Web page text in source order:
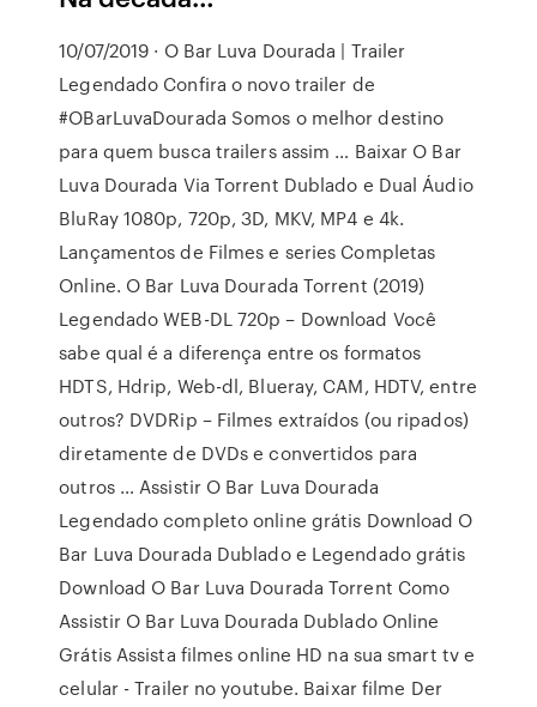
10/07/2019 · O Bar Luva Dourada | Trailer
Legendado Confira o novo trailer de
#OBarLuvaDourada Somos o melhor destino
para quem busca trailers assim … Baixar O Bar
Luva Dourada Via Torrent Dublado e Dual Áudio
BluRay 1080p, 720p, 3D, MKV, MP4 e 4k.
Lançamentos de Filmes e series Completas
Online. O Bar Luva Dourada Torrent (2019)
Legendado WEB-DL 720p – Download Você
sabe qual é a diferença entre os formatos
HDTS, Hdrip, Web-dl, Blueray, CAM, HDTV, entre
outros? DVDRip – Filmes extraídos (ou ripados)
diretamente de DVDs e convertidos para
outros … Assistir O Bar Luva Dourada
Legendado completo online grátis Download O
Bar Luva Dourada Dublado e Legendado grátis
Download O Bar Luva Dourada Torrent Como
Assistir O Bar Luva Dourada Dublado Online
Grátis Assista filmes online HD na sua smart tv e
celular - Trailer no youtube. Baixar filme Der